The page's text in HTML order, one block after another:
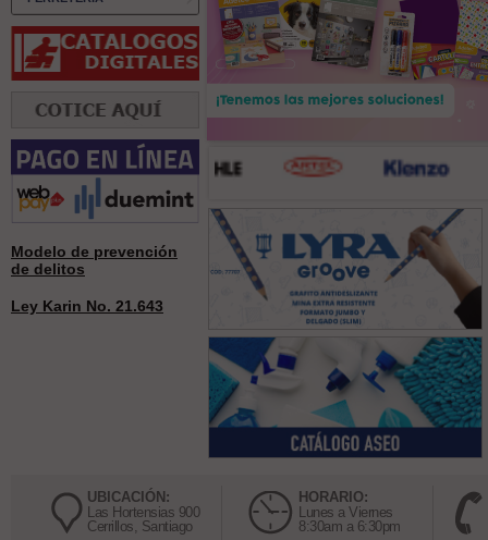
Modelo de prevención
de delitos
Ley Karin No. 21.643
UBICACIÓN:
Las Hortensias 900
Cerrillos, Santiago
HORARIO:
Lunes a Viernes
8:30am a 6:30pm